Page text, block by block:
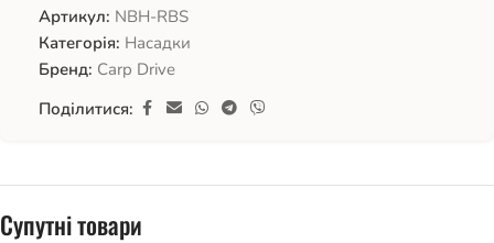
Артикул: NBH-RBS
Категорія: Насадки
Бренд: Carp Drive
Поділитися:
Супутні товари